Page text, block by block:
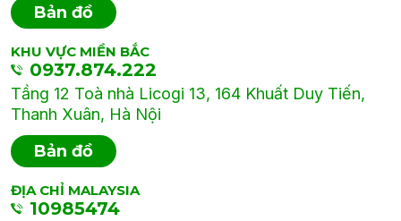
Bản đồ
KHU VỰC MIỀN BẮC
0937.874.222
Tầng 12 Toà nhà Licogi 13, 164 Khuất Duy Tiến,
Thanh Xuân, Hà Nội
Bản đồ
ĐỊA CHỈ MALAYSIA
10985474